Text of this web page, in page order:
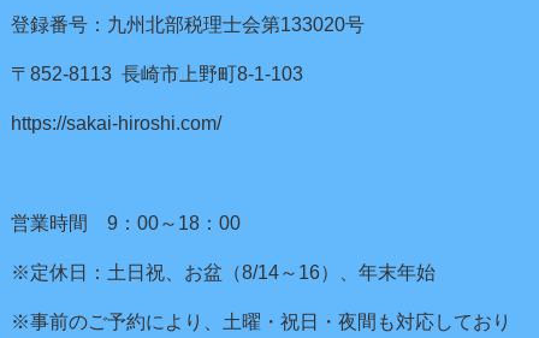
登録番号：九州北部税理士会第133020号
〒852-8113 長崎市上野町8-1-103
https://sakai-hiroshi.com/
営業時間 9：00～18：00
※定休日：土日祝、お盆（8/14～16）、年末年始
※事前のご予約により、土曜・祝日・夜間も対応しており